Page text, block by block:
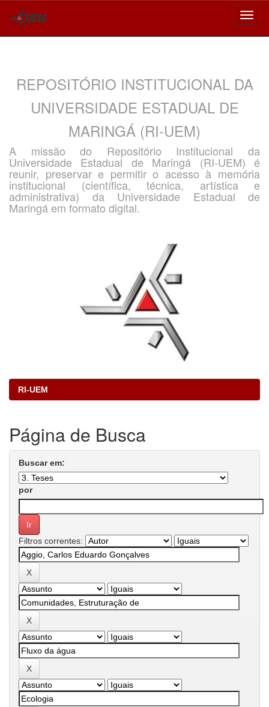
REPOSITÓRIO INSTITUCIONAL DA
UNIVERSIDADE ESTADUAL DE
MARINGÁ (RI-UEM)
A missão do Repositório Institucional da
Universidade Estadual de Maringá (RI-UEM) é
reunir, preservar e permitir o acesso à memória
institucional (científica, técnica, artística e
administrativa) da Universidade Estadual de
Maringá em formato digital.
RI-UEM
Página de Busca
Buscar em:
por
Filtros correntes: